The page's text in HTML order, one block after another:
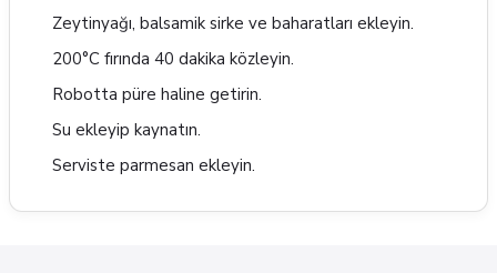
Zeytinyağı, balsamik sirke ve baharatları ekleyin.
200°C fırında 40 dakika közleyin.
Robotta püre haline getirin.
Su ekleyip kaynatın.
Serviste parmesan ekleyin.